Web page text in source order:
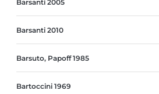
Barsanti 2010
Barsuto, Papoff 1985
Bartoccini 1969